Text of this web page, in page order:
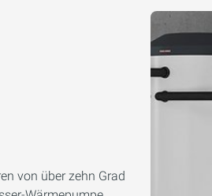
von über zehn Grad